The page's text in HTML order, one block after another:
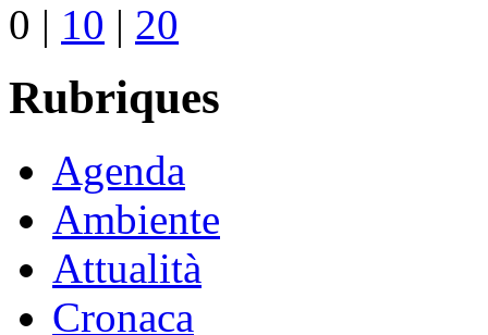
0 | 10 | 20
Rubriques
Agenda
Ambiente
Attualità
Cronaca